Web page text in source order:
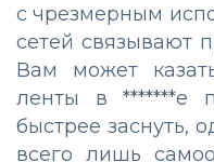
с чрезмерным
сетей связывают
Вам может
ленты в *******е
быстрее заснуть,
всего лишь